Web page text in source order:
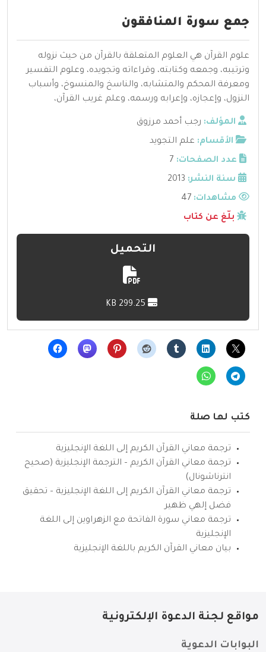
جمع سورة المنافقون
علوم القرآن هي العلوم المتعلقة بالقرآن من حيث نزوله
وترتيبه، وجمعه وكتابته، وقراءاته وتجويده، وعلوم التفسير
ومعرفة المحكم والمتشابه، والناسخ والمنسوخ، وأسباب
النزول، وإعجازه، وإعرابه ورسمه، وعلم غريب القرآن،
المؤلف: رجب أحمد مرزوق
الأقسام: علم التجويد
عدد الصفحات: 7
سنة النشر: 2013
مشاهدات:
بلّغ عن كتاب
التحميل
كتب لها صلة
ترجمة معاني القرآن الكريم إلى اللغة الإنجليزية
ترجمة معاني القرآن الكريم – الترجمة الإنجليزية (صحيح
انترناشونال)
ترجمة معاني القرآن الكريم إلى اللغة الإنجليزية – تحقيق
فضل إلهي ظهير
ترجمة معاني سورة الفاتحة مع الزهراوين إلى اللغة
الإنجليزية
بيان معاني القرآن الكريم باللغة الإنجليزية
مواقع لجنة الدعوة الإلكترونية
البوابات الدعوية